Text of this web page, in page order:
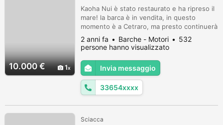
10.000 € 1
Kaoha Nui è stato restaurato e ha ripreso il
mare! la barca è in vendita, in questo
momento è a Cetraro, ma presto continuerà
a navigare vero la Sicilia, se sei interessato
contattami: tre tre sei cinque quattro nove
sette uno otto giuseppe
2 anni fa Barche - Motori
532
persone hanno visualizzato
Invia messaggio
33654xxxx
Sciacca